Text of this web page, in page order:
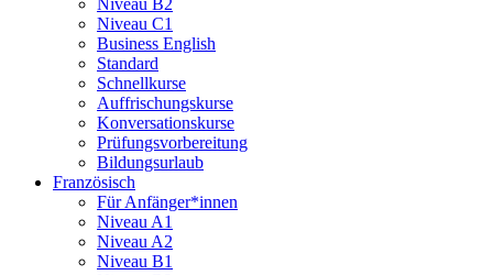
Niveau C1
Business English
Standard
Schnellkurse
Auffrischungskurse
Konversationskurse
Prüfungsvorbereitung
Bildungsurlaub
Französisch
Für Anfänger*innen
Niveau A1
Niveau A2
Niveau B1